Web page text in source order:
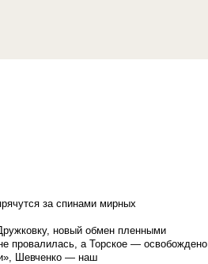
за спинами мирных
новый обмен пленными
провалилась, а Торское — освобождено
Шевченко — наш